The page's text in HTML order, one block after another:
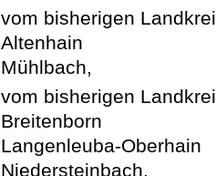
vom bisherigen
Altenhain
Mühlbach,
vom bisherigen
Breitenborn
Langenleuba-Oberhain
Niedersteinbach.